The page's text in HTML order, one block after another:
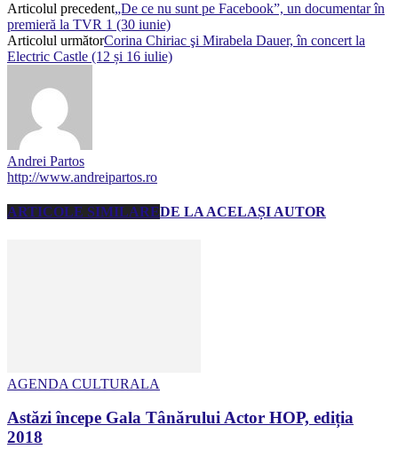
Articolul precedent„De ce nu sunt pe Facebook”, un documentar în
premieră la TVR 1 (30 iunie)
Articolul următorCorina Chiriac şi Mirabela Dauer, în concert la
Electric Castle (12 și 16 iulie)
Andrei Partos
http://www.andreipartos.ro
ARTICOLE SIMILAREDE LA ACELAȘI AUTOR
AGENDA CULTURALA
Astăzi începe Gala Tânărului Actor HOP, ediția
2018